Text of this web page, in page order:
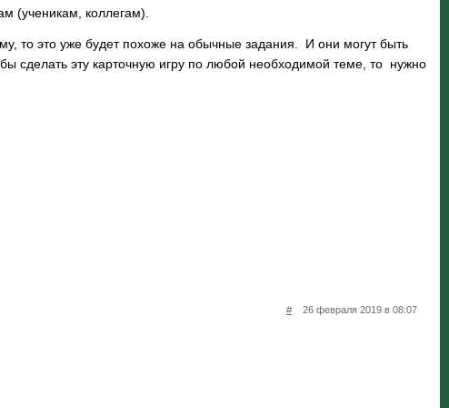
(ученикам, коллегам).
то это уже будет похоже на обычные задания. И они могут быть
сделать эту карточную игру по любой необходимой теме, то нужно
26 февраля 2019 в 08:07
#